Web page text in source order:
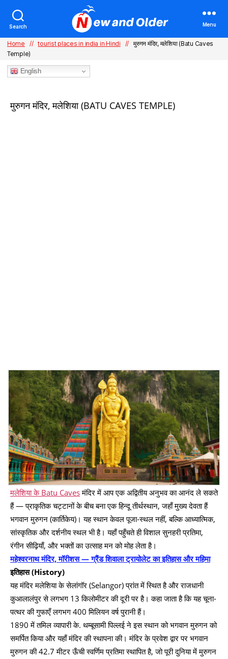
Search Menu
Home // tourist places in india in Hindi //
मुरुगन मंदिर, मलेशिया (Batu Caves
Temple)
English
Categories
मुरुगन मंदिर, मलेशिया (BATU CAVES TEMPLE)
मलेशिया के Batu Cavesमंदिर में आप एक अद्वितीय अनुभव का आनंद ले सकते
हैं — प्राकृतिक चट्टानों के बीच बना एक हिन्दू तीर्थस्थान, जहाँ मुख्य देवता हैं
भगवान मुरुगन (कार्तिकेय)। यह स्थान केवल पूजा-स्थल नहीं, बल्कि आध्यात्मिक,
सांस्कृतिक और दर्शनीय स्थल भी है। यहाँ पहुँचते ही विशाल सुनहरी प्रतिमा,
रंगीन सीढ़ियाँ, और भक्तों का उत्साह मन को मोह लेता है।
महेश्वरनाथ मंदिर, मॉरीशस — ग्रैंड शिवाला ट्रायोलेट का इतिहास और महिमा
इतिहास (History)
यह मंदिर मलेशिया के सेलांगॉर (Selangor) प्रांत में स्थित है और राजधानी
कुआलालंपुर से लगभग 13 किलोमीटर की दूरी पर है। कहा जाता है कि यह चूना-
पत्थर की गुफाएँ लगभग 400 मिलियन वर्ष पुरानी हैं।
1890 में तमिल व्यापारी के. थम्बूसामी पिल्लई ने इस स्थान को भगवान मुरुगन को
समर्पित किया और यहाँ मंदिर की स्थापना की। मंदिर के प्रवेश द्वार पर भगवान
मुरुगन की 42.7 मीटर ऊँची स्वर्णिम प्रतिमा स्थापित है, जो पूरी दुनिया में मुरुगन